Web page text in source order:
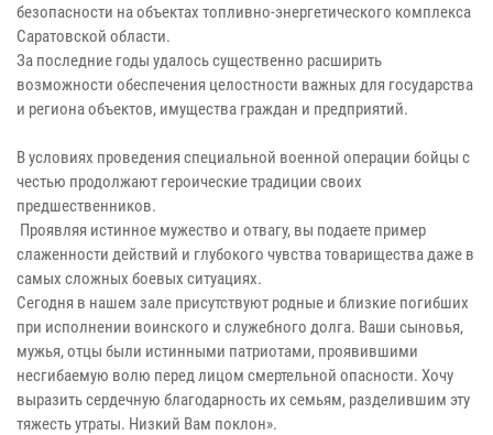
безопасности на объектах топливно-энергетического комплекса
Саратовской области.
За последние годы удалось существенно расширить
возможности обеспечения целостности важных для государства
и региона объектов, имущества граждан и предприятий.
В условиях проведения специальной военной операции бойцы с
честью продолжают героические традиции своих
предшественников.
Проявляя истинное мужество и отвагу, вы подаете пример
слаженности действий и глубокого чувства товарищества даже в
самых сложных боевых ситуациях.
Сегодня в нашем зале присутствуют родные и близкие погибших
при исполнении воинского и служебного долга. Ваши сыновья,
мужья, отцы были истинными патриотами, проявившими
несгибаемую волю перед лицом смертельной опасности. Хочу
выразить сердечную благодарность их семьям, разделившим эту
тяжесть утраты. Низкий Вам поклон».